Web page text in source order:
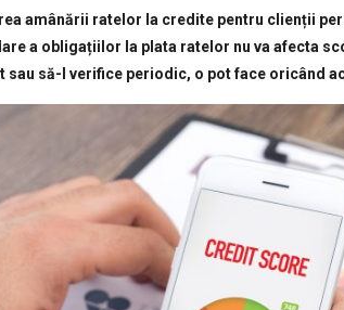
amânării ratelor la credite pentru clienții
a obligațiilor la plata ratelor nu va afecta
sau să-l verifice periodic, o pot face oricând